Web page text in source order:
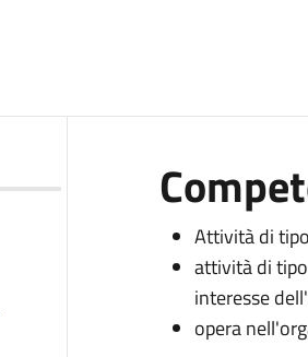
Attività di
attività di
interesse
opera